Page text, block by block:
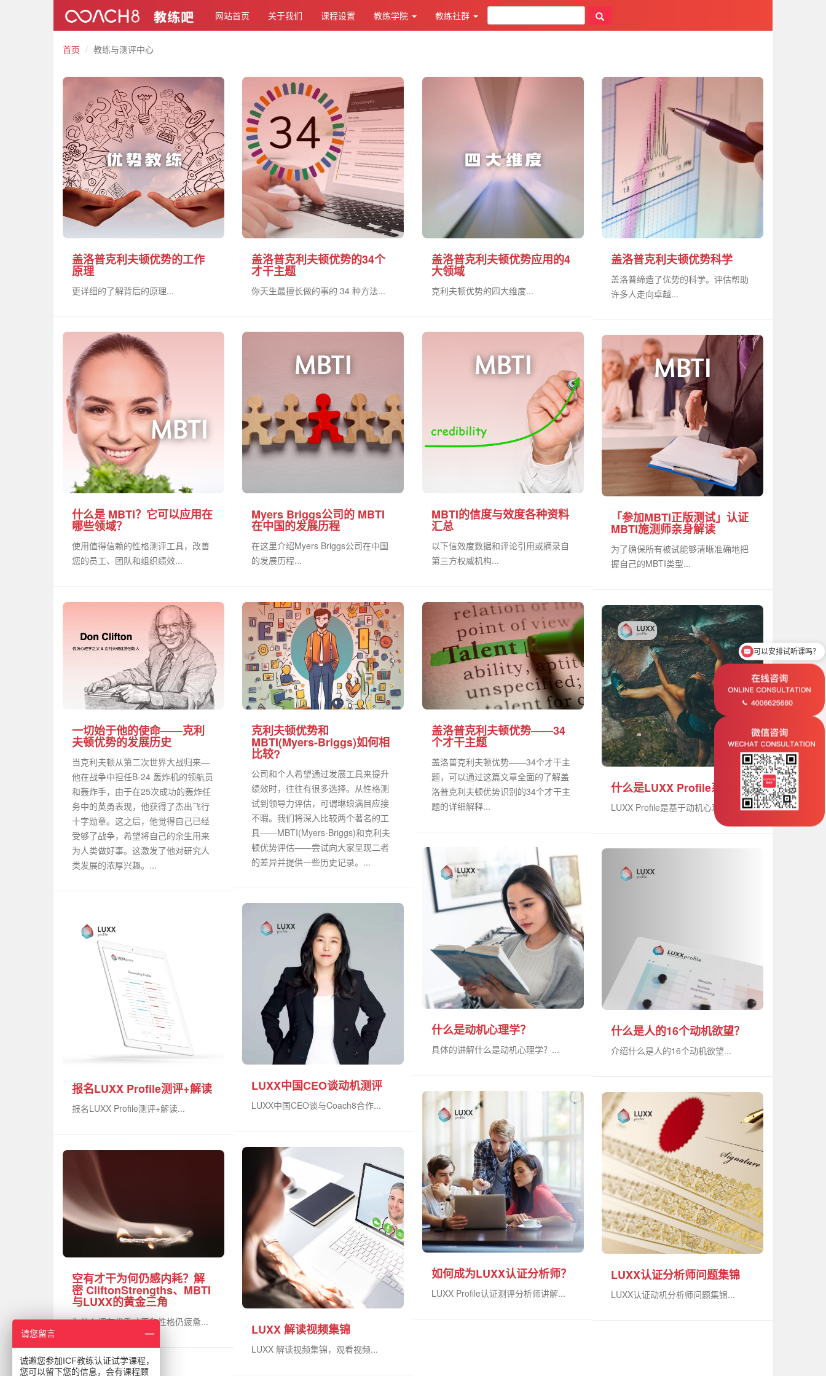
网站首页 关于我们 课程设置 教练学院 教练社群
首页 教练与测评中心
盖洛普克利夫顿优势的工作
原理
更详细的了解背后的原理...
盖洛普克利夫顿优势的34个
才干主题
你天生最擅长做的事的 34 种方法...
盖洛普克利夫顿优势应用的4
大领域
克利夫顿优势的四大维度...
盖洛普克利夫顿优势科学
盖洛普缔造了优势的科学。评估帮助
许多人走向卓越...
什么是 MBTI？它可以应用在
哪些领域？
使用值得信赖的性格测评工具，改善
您的员工、团队和组织绩效...
Myers Briggs公司的 MBTI
在中国的发展历程
在这里介绍Myers Briggs公司在中国
的发展历程...
MBTI的信度与效度各种资料
汇总
以下信效度数据和评论引用或摘录自
第三方权威机构...
「参加MBTI正版测试」认证
MBTI施测师亲身解读
为了确保所有被试能够清晰准确地把
握自己的MBTI类型...
一切始于他的使命——克利
夫顿优势的发展历史
当克利夫顿从第二次世界大战归来—
他在战争中担任B-24 轰炸机的领航员
和轰炸手，由于在25次成功的轰炸任
务中的英勇表现，他获得了杰出飞行
十字勋章。这之后，他觉得自己已经
受够了战争，希望将自己的余生用来
为人类做好事。这激发了他对研究人
类发展的浓厚兴趣。...
克利夫顿优势和
MBTI(Myers-Briggs)如何相
比较?
公司和个人希望通过发展工具来提升
绩效时，往往有很多选择。从性格测
试到领导力评估，可谓琳琅满目应接
不暇。我们将深入比较两个著名的工
具——MBTI(Myers-Briggs)和克利夫
顿优势评估——尝试向大家呈现二者
的差异并提供一些历史记录。...
盖洛普克利夫顿优势——34
个才干主题
盖洛普克利夫顿优势——34个才干主
题，可以通过这篇文章全面的了解盖
洛普克利夫顿优势识别的34个才干主
题的详细解释...
什么是LUXX Profile系统？
LUXX Profile是基于动机心理学...
什么是动机心理学？
具体的讲解什么是动机心理学？...
什么是人的16个动机欲望？
介绍什么是人的16个动机欲望...
LUXX中国CEO谈动机测评
LUXX中国CEO谈与Coach8合作...
报名LUXX Profile测评+解读
报名LUXX Profile测评+解读...
如何成为LUXX认证分析师？
LUXX Profile认证测评分析师讲解...
LUXX认证分析师问题集锦
LUXX认证动机分析师问题集锦...
LUXX 解读视频集锦
LUXX 解读视频集锦，观看视频...
空有才干为何仍感内耗？解
密 CliftonStrengths、MBTI
与LUXX的黄金三角
为什么拥有优秀才干和性格仍疲惫...
可以安排试听课吗？
请您留言
诚邀您参加ICF教练认证试学课程，
您可以留下您的信息，会有课程顾